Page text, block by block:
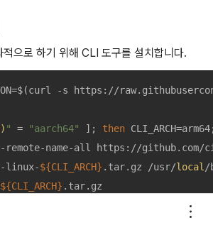
으로 하기 위해 CLI 도구를 설치합니다.
-s https://
" = "aarch64" ]; then
name-all https://github.com/
linux-${CLI_ARCH} .tar.gz /usr/local/
${CLI_ARCH} .tar.gz